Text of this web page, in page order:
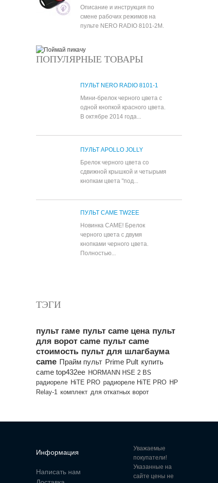
Описание и инструкция по
смене рабочих режимов на
пульте NERO RADIO 8101-2M.
ПОПУЛЯРНЫЕ ТОВАРЫ
ПУЛЬТ NERO RADIO 8101-1
Мини-брелок черного цвета с
одной кнопкой красного цвета.
В октябре 2014 года...
ПУЛЬТ APOLLO JOLLY
Брелок черного цвета со
сдвижной крышкой и четырьмя
кнопкам цвета "под...
ПУЛЬТ CAME TW2EE
Новинка CAME! Брелок
черного цвета с двумя
кнопками черного цвета.
Полностью...
ТЭГИ
пульт гаме пульт came цена пульт
для ворот came пульт came
стоимость пульт для шлагбаума
came Прайм пульт Prime Pult купить
came top432ee HORMANN HSE 2 BS
радиореле HiTE PRO радиореле HiTE PRO HP
Relay-1 комплект для откатных ворот
Информация
Написать нам
Уважаемые
покупатели!
Указанные на
сайте цены не